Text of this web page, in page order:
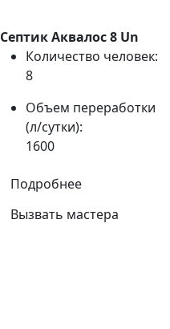
Септик Аквалос 8 Un
Количество человек:
8
Объем переработки
(л/сутки):
1600
Подробнее
Вызвать мастера